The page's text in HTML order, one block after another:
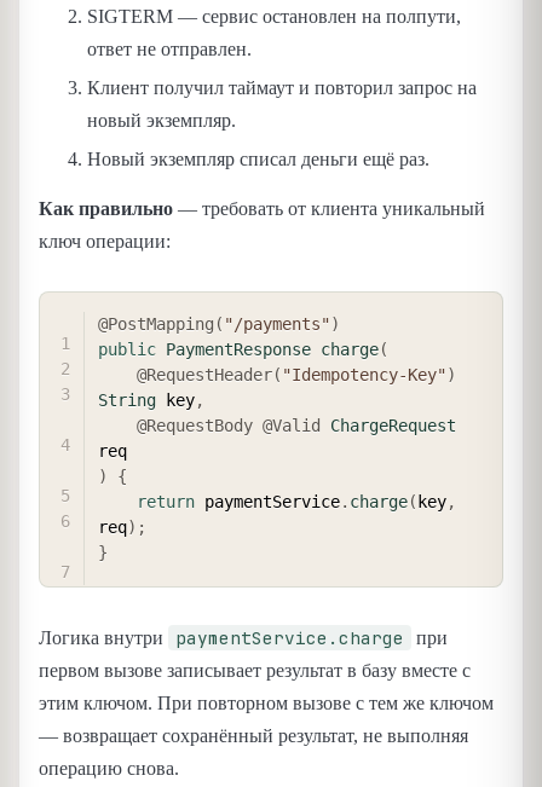
SIGTERM — сервис остановлен на полпути,
ответ не отправлен.
Клиент получил таймаут и повторил запрос на
новый экземпляр.
Новый экземпляр списал деньги ещё раз.
Как правильно — требовать от клиента уникальный
ключ операции:
@PostMapping ( "/payments")
public PaymentResponse charge(
@RequestHeader( "Idempotency-Key")
String key,
@RequestBody @Valid
ChargeRequest
)
{
return paymentService. charge( key,
req) ;
}
Логика внутри paymentService.charge
при
первом вызове записывает результат в базу вместе с
этим ключом. При повторном вызове с тем же ключом
— возвращает сохранённый результат, не выполняя
операцию снова.